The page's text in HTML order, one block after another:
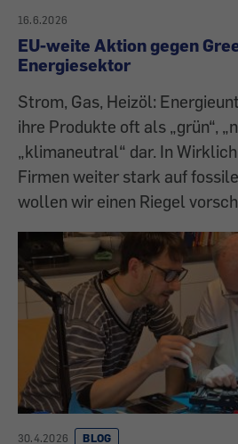
16.6.2026
EU-weite Aktion gegen
Energiesektor
Strom, Gas, Heizöl:
ihre Produkte oft als „grün“,
„klimaneutral“ dar. In
Firmen weiter stark auf
wollen wir einen Riegel
30.4.2026 BLOG